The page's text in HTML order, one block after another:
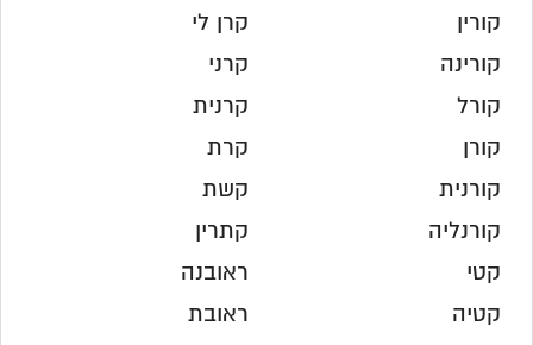
קורין
קורינה
קורל
קורן
קורנית
קורנליה
קטי
קטיה
קרן לי
קרני
קרנית
קרת
קשת
קתרין
ראובנה
ראובת